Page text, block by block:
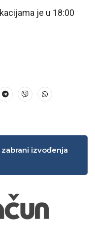
je u 18:00
izvođenja